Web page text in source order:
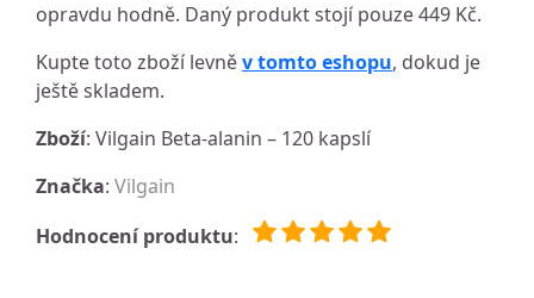
opravdu hodně. Daný produkt stojí pouze 449 Kč.
Kupte toto zboží levněv tomto eshopu, dokud je
ještě skladem.
Zboží: Vilgain Beta-alanin – 120 kapslí
Značka: Vilgain
Hodnocení produktu: